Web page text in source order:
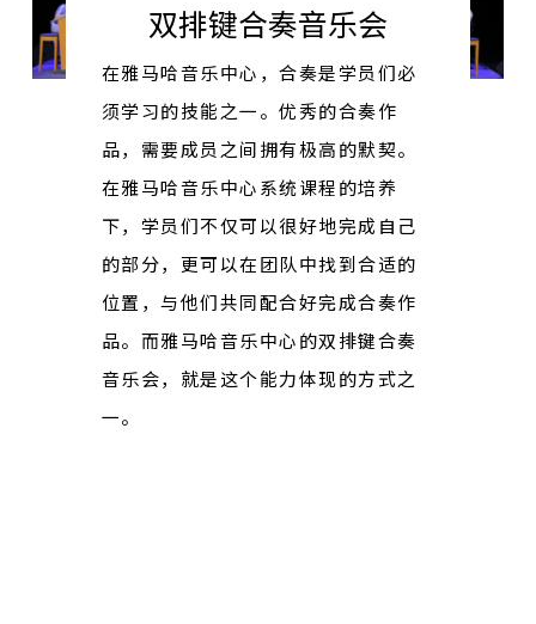
双排键合奏音乐会
在雅马哈音乐中心，合奏是学员们必
须学习的技能之一。优秀的合奏作
品，需要成员之间拥有极高的默契。
在雅马哈音乐中心系统课程的培养
下，学员们不仅可以很好地完成自己
的部分，更可以在团队中找到合适的
位置，与他们共同配合好完成合奏作
品。而雅马哈音乐中心的双排键合奏
音乐会，就是这个能力体现的方式之
一。